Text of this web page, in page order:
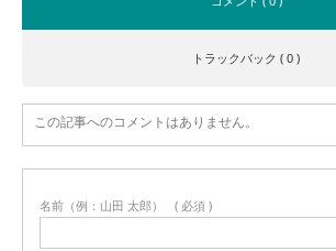
トラックバック ( 0 )
この記事へのコメントはありません。
名前（例：山田 太郎） ( 必須 )